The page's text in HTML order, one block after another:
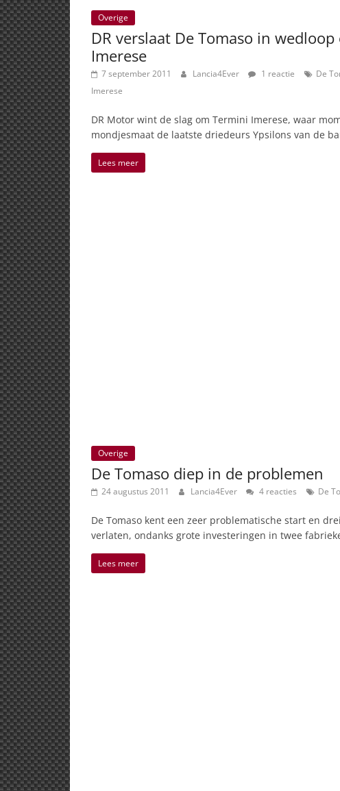
Overige
DR verslaat De Tomaso in
Imerese
7 september 2011 Lancia4Ever 1 reactie De
Imerese
DR Motor wint de slag om Termini Imerese, waar
mondjesmaat de laatste driedeurs Ypsilons van de
Lees meer
Overige
De Tomaso diep in de problemen
24 augustus 2011 Lancia4Ever 4 reacties De
De Tomaso kent een zeer problematische start en
verlaten, ondanks grote investeringen in twee
Lees meer